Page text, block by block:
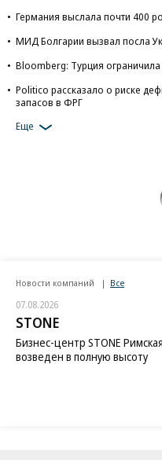
Германия выслала почти 400
МИД Болгарии вызвал посла
Bloomberg: Турция
Politico рассказало о риске
запасов в ФРГ
Еще
Новости компаний Все
07.08.2026
STONE
Бизнес-центр STONE Римская
возведен в полную высоту